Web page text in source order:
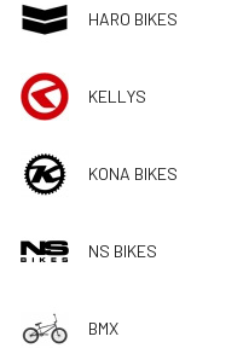
HARO BIKES
KELLYS
KONA BIKES
NS BIKES
BMX